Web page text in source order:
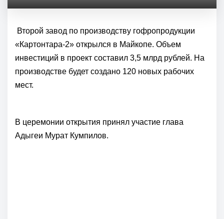
Второй завод по производству гофропродукции
«Картонтара-2» открылся в Майкопе. Объем
инвестиций в проект составил 3,5 млрд рублей. На
производстве будет создано 120 новых рабочих
мест.
В церемонии открытия принял участие глава
Адыгеи Мурат Кумпилов.